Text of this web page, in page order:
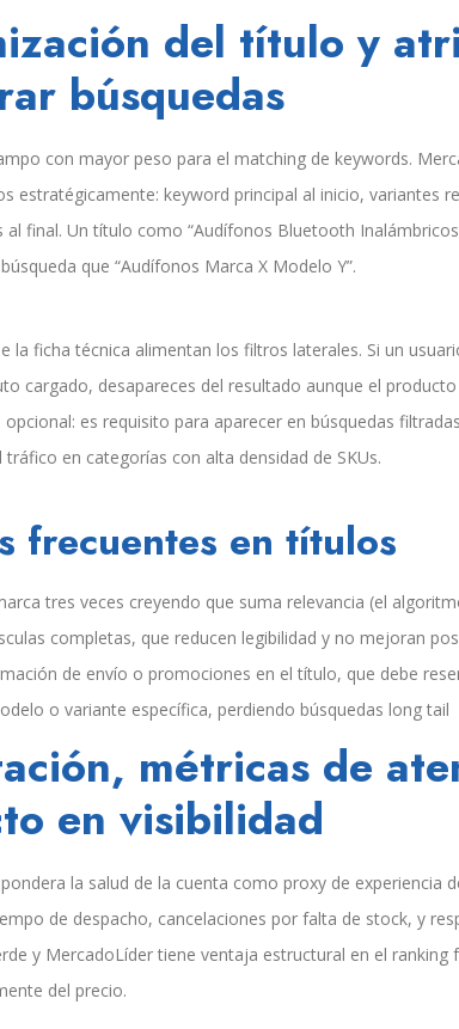
del título y
búsquedas
con mayor peso para el matching de keywords.
estratégicamente: keyword principal al inicio, variantes
al final. Un título como “Audífonos Bluetooth
que “Audífonos Marca X Modelo Y”.
la ficha técnica alimentan los filtros laterales. Si un
cargado, desapareces del resultado aunque el
es requisito para aparecer en búsquedas
tráfico en categorías con alta densidad de SKUs.
frecuentes en títulos
tres veces creyendo que suma relevancia (el
completas, que reducen legibilidad y no mejoran
de envío o promociones en el título, que debe
o variante específica, perdiendo búsquedas long tail
métricas de
en visibilidad
la salud de la cuenta como proxy de experiencia
de despacho, cancelaciones por falta de stock, y
y MercadoLíder tiene ventaja estructural en el ranking
del precio.